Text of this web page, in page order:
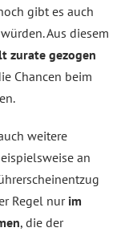
gibt es auch
Aus diesem
zurate gezogen
Chancen beim
weitere
an
Regel nur im
, die der